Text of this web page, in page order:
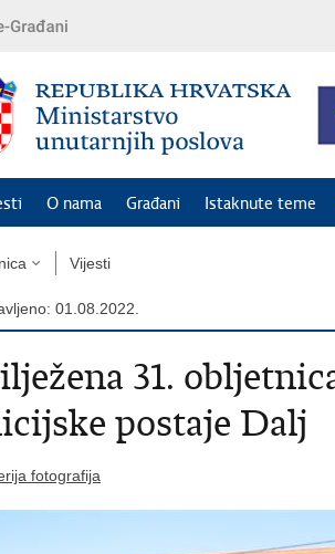
O nama Građani Istaknute teme
Vijesti
01.08.2022.
31.
postaje Dalj
fotografija